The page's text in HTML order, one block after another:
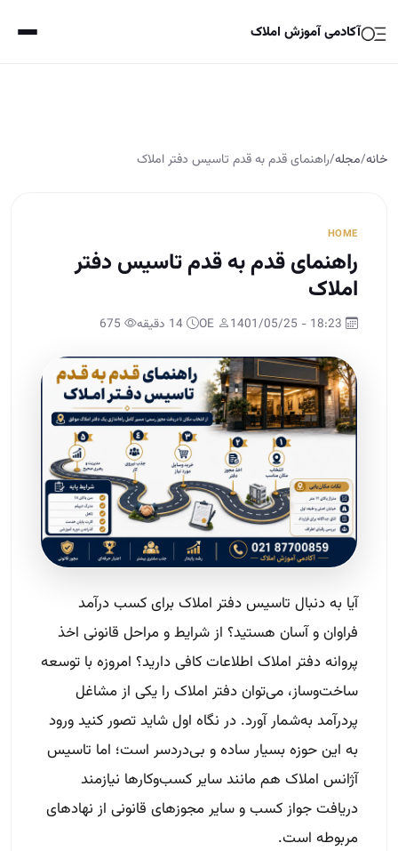
آکادمی آموزش املاک
خانه/مجله/راهنمای قدم به قدم تاسیس دفتر املاک
HOME
راهنمای قدم به قدم تاسیس دفتر
املاک
آیا به دنبال تاسیس دفتر املاک برای کسب درآمد
فراوان و آسان هستید؟ از شرایط و مراحل قانونی اخذ
پروانه دفتر املاک اطلاعات کافی دارید؟ امروزه با توسعه
ساخت‌وساز، می‌توان دفتر املاک را یکی از مشاغل
پردرآمد به‌شمار آورد. در نگاه اول شاید تصور کنید ورود
به این حوزه بسیار ساده و بی‌دردسر است؛ اما تاسیس
آژانس املاک هم مانند سایر کسب‌وکارها نیازمند
دریافت جواز کسب و سایر مجوزهای قانونی از نهادهای
مربوطه است.